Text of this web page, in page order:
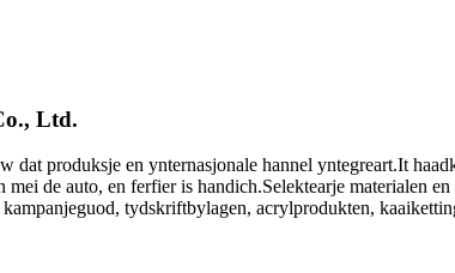
Ltd.
dat produksje en ynternasjonale hannel yntegreart.It
de auto, en ferfier is handich.Selektearje materialen
tydskriftbylagen, acrylprodukten,